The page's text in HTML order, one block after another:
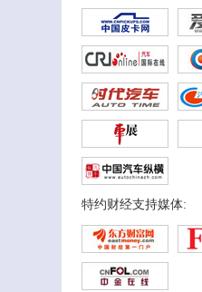
特约财经支持媒体: